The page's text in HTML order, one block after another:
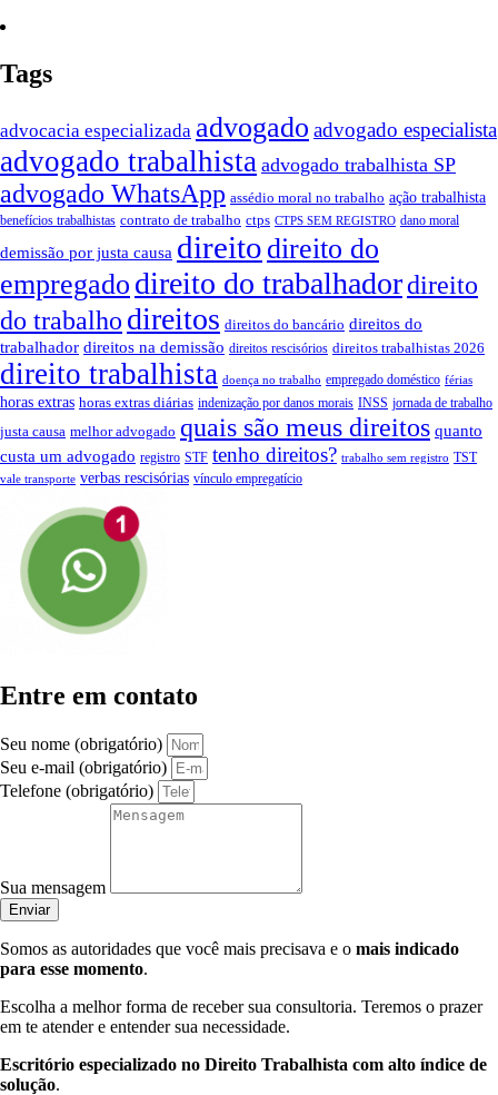
Tags
advocacia especializada advogado advogado especialista
advogado trabalhista advogado trabalhista SP
advogado WhatsApp assédio moral no trabalho ação trabalhista
benefícios trabalhistas contrato de trabalho ctps CTPS SEM REGISTRO dano moral
demissão por justa causa direito direito do
empregado direito do trabalhadordireito
do trabalho direitos direitos do bancário direitos do
trabalhador direitos na demissão direitos rescisórios direitos trabalhistas 2026
direito trabalhista doença no trabalho empregado doméstico férias
horas extras horas extras diárias indenização por danos morais INSS jornada de trabalho
justa causa melhor advogado quais são meus direitos quanto
custa um advogado registro STF tenho direitos? trabalho sem registro TST
vale transporte verbas rescisórias vínculo empregatício
Entre em contato
Seu nome (obrigatório)
Seu e-mail (obrigatório)
Telefone (obrigatório)
Sua mensagem
Enviar
Somos as autoridades que você mais precisava e o mais indicado
para esse momento.
Escolha a melhor forma de receber sua consultoria. Teremos o prazer
em te atender e entender sua necessidade.
Escritório especializado no Direito Trabalhista com alto índice de
solução.